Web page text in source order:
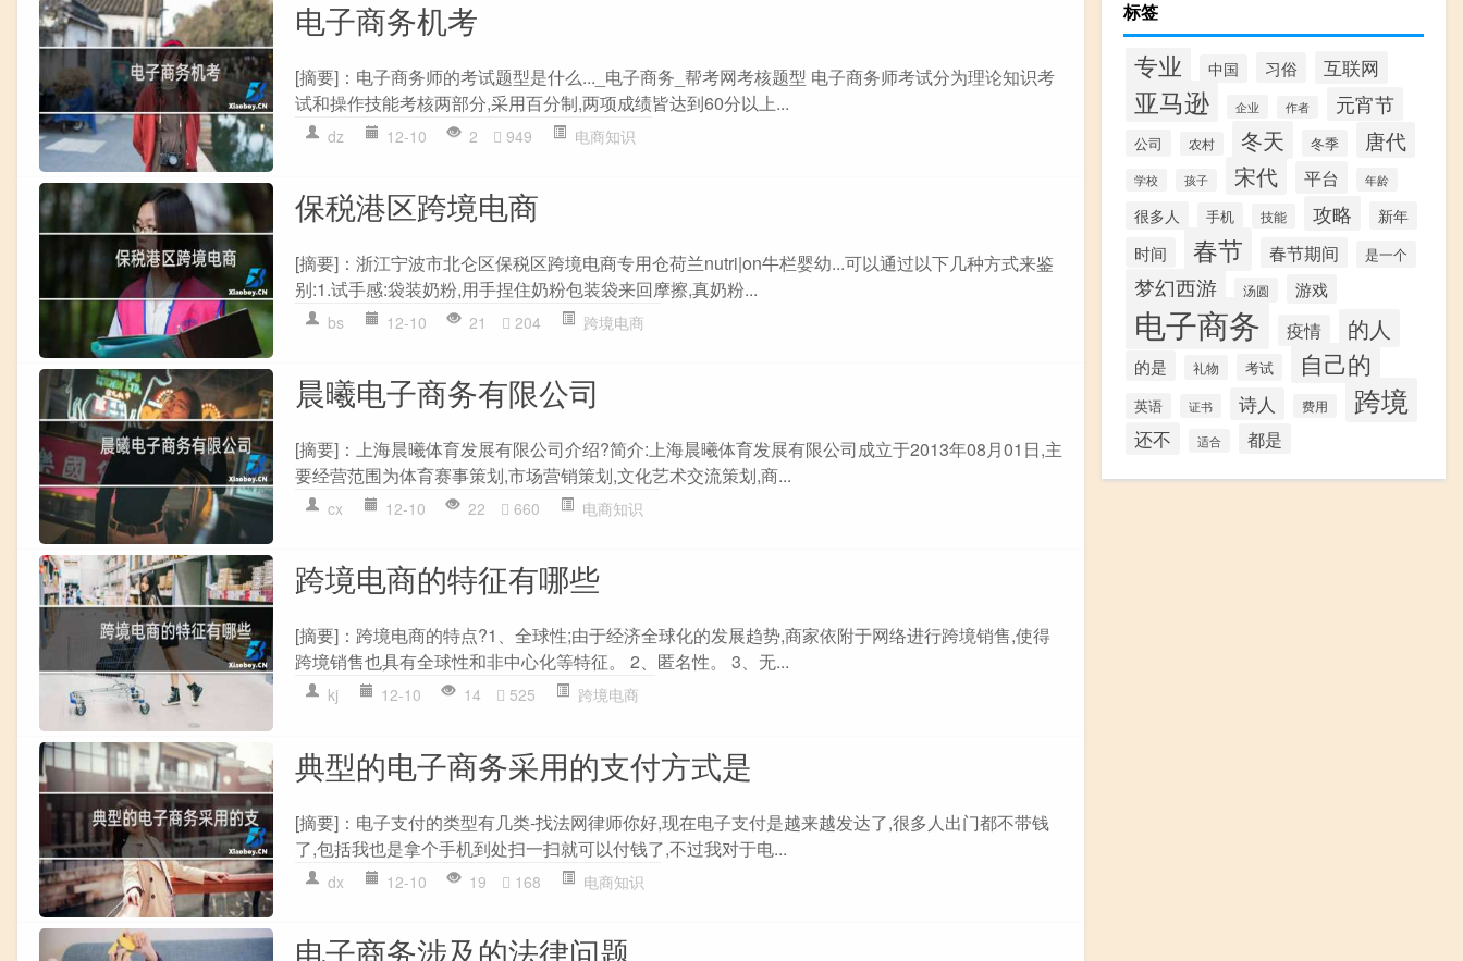
电子商务机考
[摘要]：电子商务师的考试题型是什么..._电子商务_帮考网考核题型 电子商务师考试分为理论知识考
试和操作技能考核两部分,采用百分制,两项成绩皆达到60分以上...
dz 12-10 2 949 电商知识
保税港区跨境电商
[摘要]：浙江宁波市北仑区保税区跨境电商专用仓荷兰nutri|on牛栏婴幼...可以通过以下几种方式来鉴
别:1.试手感:袋装奶粉,用手捏住奶粉包装袋来回摩擦,真奶粉...
bs 12-10 21 204 跨境电商
晨曦电子商务有限公司
[摘要]：上海晨曦体育发展有限公司介绍?简介:上海晨曦体育发展有限公司成立于2013年08月01日,主
要经营范围为体育赛事策划,市场营销策划,文化艺术交流策划,商...
cx 12-10 22 660 电商知识
跨境电商的特征有哪些
[摘要]：跨境电商的特点?1、全球性;由于经济全球化的发展趋势,商家依附于网络进行跨境销售,使得
跨境销售也具有全球性和非中心化等特征。 2、匿名性。 3、无...
kj 12-10 14 525 跨境电商
典型的电子商务采用的支付方式是
[摘要]：电子支付的类型有几类-找法网律师你好,现在电子支付是越来越发达了,很多人出门都不带钱
了,包括我也是拿个手机到处扫一扫就可以付钱了,不过我对于电...
dx 12-10 19 168 电商知识
电子商务涉及的法律问题
标签
专业 中国 习俗 互联网
亚马逊 企业 作者 元宵节
公司 农村 冬天 冬季 唐代
学校 孩子 宋代 平台 年龄
很多人 手机 技能 攻略 新年
时间 春节 春节期间 是一个
梦幻西游 汤圆 游戏
电子商务 疫情 的人
的是 礼物 考试 自己的
英语 证书 诗人 费用 跨境
还不 适合 都是